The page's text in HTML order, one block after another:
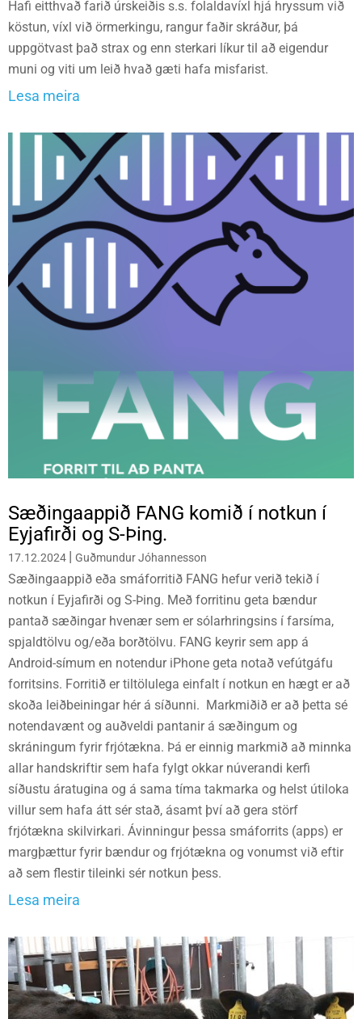
Hafi eitthvað farið úrskeiðis s.s. folaldavíxl hjá hryssum við
köstun, víxl við örmerkingu, rangur faðir skráður, þá
uppgötvast það strax og enn sterkari líkur til að eigendur
muni og viti um leið hvað gæti hafa misfarist.
Lesa meira
Sæðingaappið FANG komið í notkun í
Eyjafirði og S-Þing.
17.12.2024 | Guðmundur Jóhannesson
Sæðingaappið eða smáforritið FANG hefur verið tekið í
notkun í Eyjafirði og S-Þing. Með forritinu geta bændur
pantað sæðingar hvenær sem er sólarhringsins í farsíma,
spjaldtölvu og/eða borðtölvu. FANG keyrir sem app á
Android-símum en notendur iPhone geta notað vefútgáfu
forritsins. Forritið er tiltölulega einfalt í notkun en hægt er að
skoða leiðbeiningar hér á síðunni. Markmiðið er að þetta sé
notendavænt og auðveldi pantanir á sæðingum og
skráningum fyrir frjótækna. Þá er einnig markmið að minnka
allar handskriftir sem hafa fylgt okkar núverandi kerfi
síðustu áratugina og á sama tíma takmarka og helst útiloka
villur sem hafa átt sér stað, ásamt því að gera störf
frjótækna skilvirkari. Ávinningur þessa smáforrits (apps) er
margþættur fyrir bændur og frjótækna og vonumst við eftir
að sem flestir tileinki sér notkun þess.
Lesa meira